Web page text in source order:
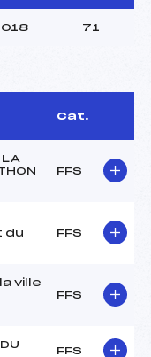
71
Cat.
LA
FFS
du
FFS
ville
FFS
FFS